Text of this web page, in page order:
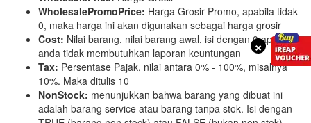
×
WholesalePromoPrice: Harga Grosir Promo, apabila tidak
0, maka harga ini akan digunakan sebagai harga grosir
Cost: Nilai barang, nilai barang awal, isi dengan 0 apabila
anda tidak membutuhkan laporan keuntungan
Tax: Persentase Pajak, nilai antara 0% - 100%, misalnya
10%. Maka ditulis 10
NonStock: menunjukkan bahwa barang yang dibuat ini
adalah barang service atau barang tanpa stok. Isi dengan